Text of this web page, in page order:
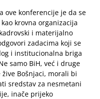
ove konferencije je da se
krovna organizacija
i materijalno
zadacima koji se
i institucionalna briga
samo BiH, već i druge
Bošnjaci, morali bi
sredstav za nesmetani
inače prijeko